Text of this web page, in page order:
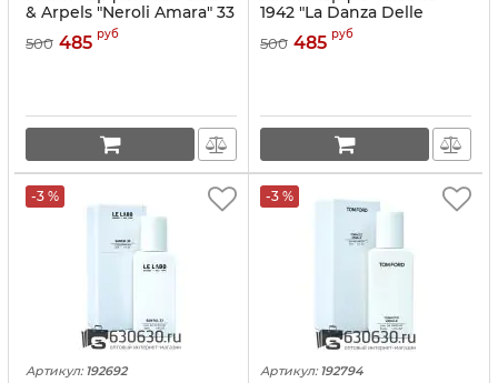
& Arpels "Neroli Amara" 33
500 485 руб
1942 "La Danza Delle
Libellule" 33 ml
500 485 руб
-3 %
Артикул: 192692
-3 %
Артикул: 192794